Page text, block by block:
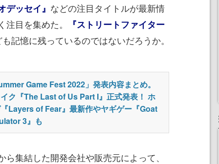
デッセイ』 などの注目タイトルが最新情
目を集めた。
『ストリートファイター
記憶に残っているのではないだろうか。
Game Fest 2022」発表内容まとめ。
ク『The Last of Us Part I』正式発表！ ホ
Layers of Fear』最新作やヤギゲー『Goat
3』も
集結した開発会社や販売元によって、